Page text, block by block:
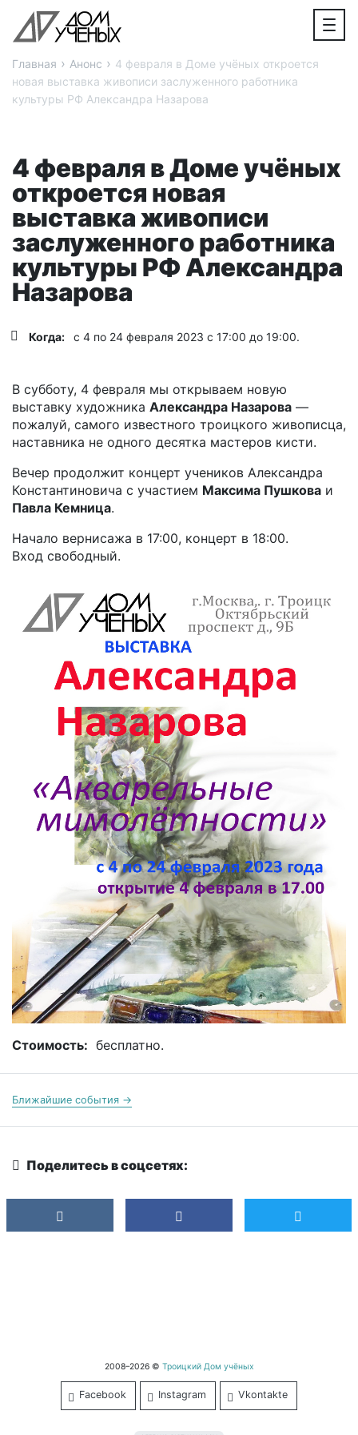
Главная › Анонс › 4 февраля в Доме учёных откроется
новая выставка живописи заслуженного работника
культуры РФ Александра Назарова
4 февраля в Доме учёных
откроется новая
выставка живописи
заслуженного работника
культуры РФ Александра
Назарова
Когда: с 4 по 24 февраля 2023 с 17:00 до 19:00.
В субботу, 4 февраля мы открываем новую
выставку художника Александра Назарова —
пожалуй, самого известного троицкого живописца,
наставника не одного десятка мастеров кисти.
Вечер продолжит концерт учеников Александра
Константиновича с участием Максима Пушкова и
Павла Кемница.
Начало вернисажа в 17:00, концерт в 18:00.
Вход свободный.
Стоимость: бесплатно.
Ближайшие события →
Поделитесь в соцсетях:
2008–2026 © Троицкий Дом учёных
Facebook Instagram Vkontakte